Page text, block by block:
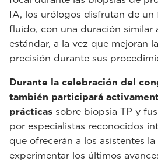
IA, los urólogos disfrutan de un
fluido, con una duración similar
estándar, a la vez que mejoran
precisión durante sus
Durante la celebración del
también participará
prácticas sobre biopsia TP y
por especialistas reconocidos
que ofrecerán a los asistentes
experimentar los últimos